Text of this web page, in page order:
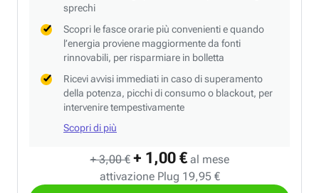
+ 3,00 € + 1,00 € al mese
attivazione Plug 19,95 €
sprechi
Scopri le fasce orarie più convenienti e quando
l’energia proviene maggiormente da fonti
rinnovabili, per risparmiare in bolletta
Ricevi avvisi immediati in caso di superamento
della potenza, picchi di consumo o blackout, per
intervenire tempestivamente
Scopri di più